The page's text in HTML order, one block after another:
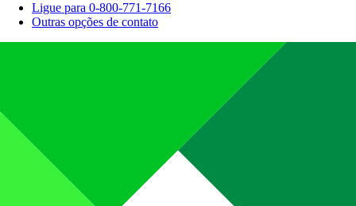
Ligue para 0-800-771-7166
Outras opções de contato